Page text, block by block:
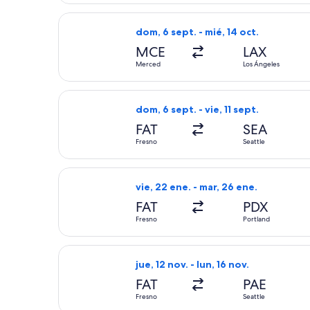
dom, 6 sept. - mié, 14 oct.
MCE
Merced
LAX
Los Ángeles
Seleccionar vuelo de Contour
dom, 6 sept. - vie, 11 sept.
FAT
Fresno
SEA
Seattle
Seleccionar vuelo de United, con
vie, 22 ene. - mar, 26 ene.
FAT
Fresno
PDX
Portland
Seleccionar vuelo de United, con
jue, 12 nov. - lun, 16 nov.
FAT
Fresno
PAE
Seattle
Seleccionar vuelo de Alaska